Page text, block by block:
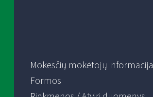
Mokesčių mokėtojų informacija
Formos